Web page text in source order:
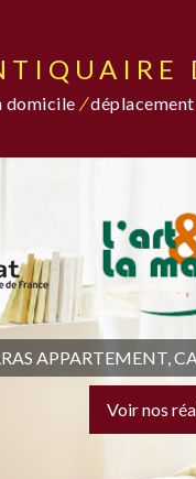
domicile /
APPARTEMENT,
Voir nos